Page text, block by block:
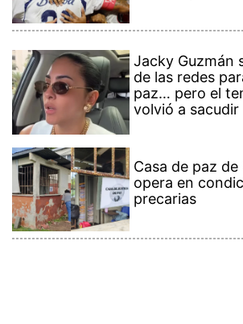
Jacky Guzmán
de las redes
paz… pero el
volvió a sacudir
Casa de paz de
opera en
precarias